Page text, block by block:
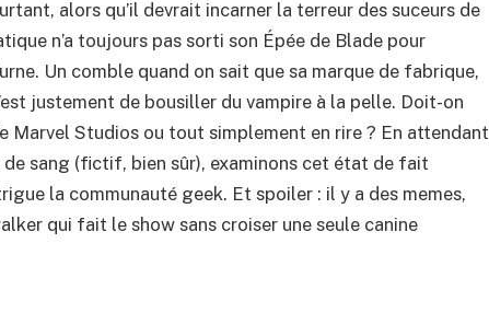
alors qu’il devrait incarner la terreur des suceurs de
n’a toujours pas sorti son Épée de Blade pour
Un comble quand on sait que sa marque de fabrique,
justement de bousiller du vampire à la pelle. Doit-on
Marvel Studios ou tout simplement en rire ? En attendant
de sang (fictif, bien sûr), examinons cet état de fait
la communauté geek. Et spoiler : il y a des memes,
qui fait le show sans croiser une seule canine